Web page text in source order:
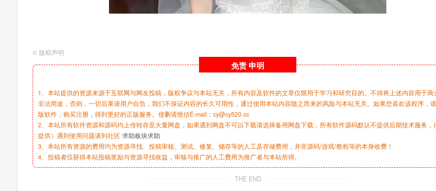
© 版权声明
免责 申明
1、本站提供的资源来源于互联网与网友投稿，版权争议与本站无关，所有内容及软件的文章仅限用于学习和研究目的。不得将上述内容用于商
非法用途，否则，一切后果请用户自负，我们不保证内容的长久可用性，通过使用本站内容随之而来的风险与本站无关。如果您喜欢该程序，
版软件，购买注册，得到更好的正版服务。侵删请致信E-mail：cy@cy520.cc
2、本站所有软件资源和源码均上传转存至大量网盘，如果遇到网盘不可以下载请选择备用网盘下载，所有软件源码默认不提供后期技术服务，
提供）遇到使用问题请到社区 求助板块求助
3、本站所有资源的费用均为资源寻找、投稿审核、测试、修复、储存等的人工及存储费用，并非源码/游戏/教程等的本身收费！
4、投稿者仅获得本站投稿奖励与资源寻找收益，审核与推广的人工费用为推广者与本站所得。
THE END